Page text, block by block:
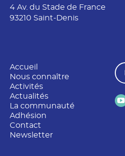
4 Av. du Stade de France
93210 Saint-Denis
Accueil
Nous connaître
Activités
Actualités
La communauté
Adhésion
Contact
Newsletter